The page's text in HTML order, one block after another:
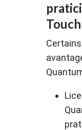
Touch